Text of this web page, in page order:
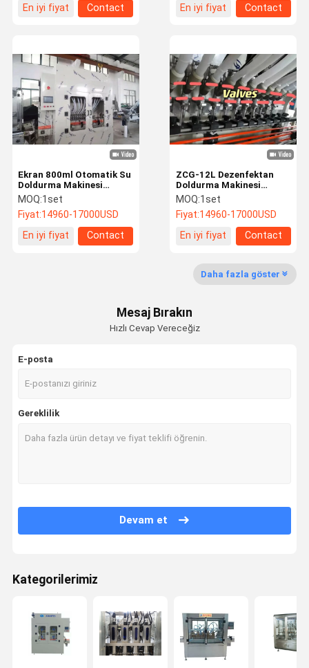
Yapışkanlı Etiketleme makinesi
Yemeklik Yağ Dolum Makinesi
Ayakta duran torba paketleme makinesi
Shrink Sleeve Etiketleme Makinası
Peristaltik Pompa Dolum Makinesi
alüminyum folyo yapıştırma makinesi
En iyi fiyat
Contact
En iyi fiyat
Contact
ZCG-12L Dezenfektan
Doldurma Makinesi
AirTAC Su Şişeleme
Ekipmanı
MOQ:1set
Fiyat:14960-17000USD
En iyi fiyat
Contact
Ekran 800ml Otomatik Su
Doldurma Makinesi
Elektrikli Dezenfektan
Doldurma Makinesi
MOQ:1set
Fiyat:14960-17000USD
En iyi fiyat
Contact
Daha fazla göster
Mesaj Bırakın
Hızlı Cevap Vereceğiz
E-posta
Gereklilik
Devam et
Kategorilerimiz